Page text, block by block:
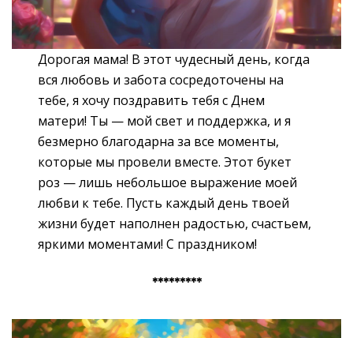
Дорогая мама! В этот чудесный день, когда
вся любовь и забота сосредоточены на
тебе, я хочу поздравить тебя с Днем
матери! Ты — мой свет и поддержка, и я
безмерно благодарна за все моменты,
которые мы провели вместе. Этот букет
роз — лишь небольшое выражение моей
любви к тебе. Пусть каждый день твоей
жизни будет наполнен радостью, счастьем,
яркими моментами! С праздником!
*********